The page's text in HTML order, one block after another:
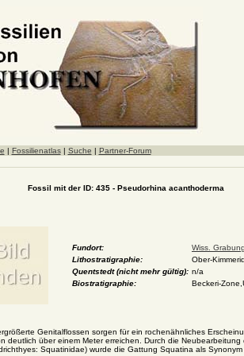
| Fossilienatlas| Suche | Partner-Forum
Fossil mit der ID: 435 - Pseudorhina acanthoderma
Fundort:
Wiss.
Lithostratigraphie:
Ober-
Quentstedt (nicht mehr gültig): n/a
Biostratigraphie:
Beckeri-
Genitalflossen sorgen für ein rochenähnliches
über einem Meter erreichen. Durch die
Squatinidae) wurde die Gattung Squatina als